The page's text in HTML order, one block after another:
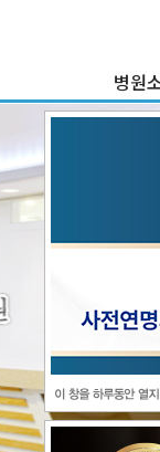
병원
이사장
부서